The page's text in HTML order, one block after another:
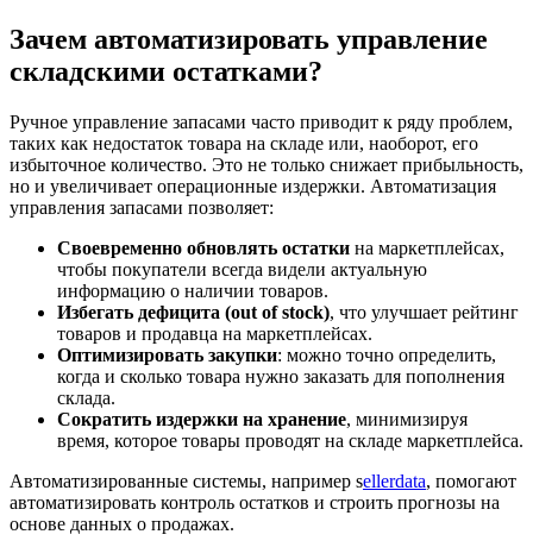
Зачем автоматизировать управление
складскими остатками?
Ручное управление запасами часто приводит к ряду проблем,
таких как недостаток товара на складе или, наоборот, его
избыточное количество. Это не только снижает прибыльность,
но и увеличивает операционные издержки. Автоматизация
управления запасами позволяет:
Своевременно обновлять остатки на маркетплейсах,
чтобы покупатели всегда видели актуальную
информацию о наличии товаров.
Избегать дефицита (out of stock), что улучшает рейтинг
товаров и продавца на маркетплейсах.
Оптимизировать закупки: можно точно определить,
когда и сколько товара нужно заказать для пополнения
склада.
Сократить издержки на хранение, минимизируя
время, которое товары проводят на складе маркетплейса.
Автоматизированные системы, например sellerdata, помогают
автоматизировать контроль остатков и строить прогнозы на
основе данных о продажах.